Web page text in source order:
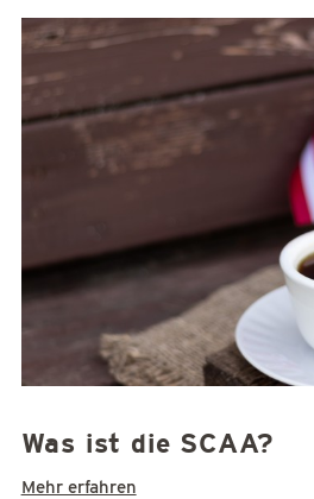
Was ist die SCAA?
Mehr erfahren